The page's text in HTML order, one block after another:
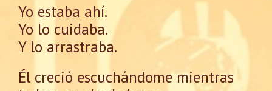
Yo estaba ahí.
Yo lo cuidaba.
Y lo arrastraba.
Él creció escuchándome mientras